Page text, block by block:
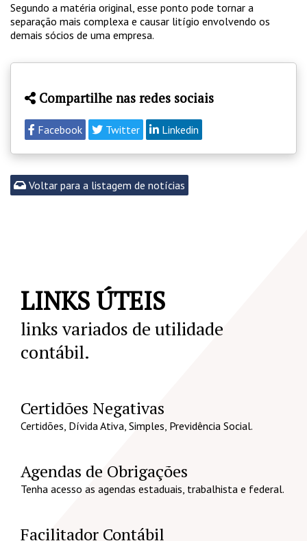
Segundo a matéria original, esse ponto pode tornar a
separação mais complexa e causar litígio envolvendo os
demais sócios de uma empresa.
Compartilhe nas redes sociais
Facebook Twitter Linkedin
Voltar para a listagem de notícias
LINKS ÚTEIS
links variados de utilidade
contábil.
Certidões Negativas
Certidões, Dívida Ativa, Simples, Previdência Social.
Agendas de Obrigações
Tenha acesso as agendas estaduais, trabalhista e federal.
Facilitador Contábil